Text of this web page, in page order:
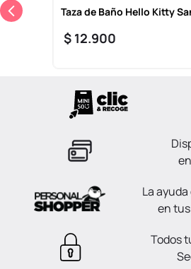
Taza de Baño Hello Kitty
$ 12.900
La
en
Todos